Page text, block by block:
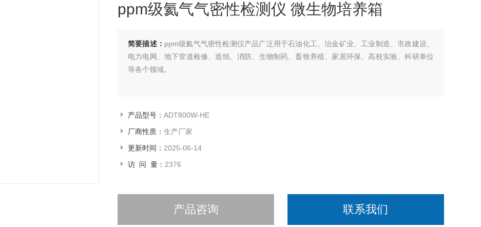
ppm级氦气气密性检测仪 微生物培养箱
简要描述： ppm级氦气气密性检测仪产品广泛用于石油化工、治金矿业、工业制造、市政建设、
电力电网、地下管道检修、造纸、消防、生物制药、畜牧养殖、家居环保、高校实验、科研单位
等各个领域。
产品型号： ADT800W-HE
厂商性质： 生产厂家
更新时间： 2025-06-14
访 问 量： 2376
产品咨询 联系我们